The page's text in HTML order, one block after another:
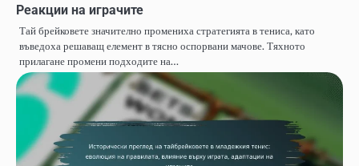
Реакции на играчите
Тай брейковете значително промениха стратегията в тениса, като
въведоха решаващ елемент в тясно оспорвани мачове. Тяхното
прилагане промени подходите на…